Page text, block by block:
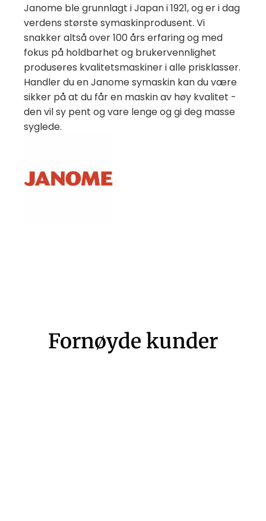
Janome ble grunnlagt i Japan i 1921, og er i dag
verdens største symaskinprodusent. Vi
snakker altså over 100 års erfaring og med
fokus på holdbarhet og brukervennlighet
produseres kvalitetsmaskiner i alle prisklasser.
Handler du en Janome symaskin kan du være
sikker på at du får en maskin av høy kvalitet -
den vil sy pent og vare lenge og gi deg masse
syglede.
Fornøyde kunder